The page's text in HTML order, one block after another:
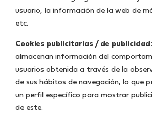
usuario, la información de la web de
etc.
Cookies publicitarias / de publicidad:
almacenan información del
usuarios obtenida a través de la
de sus hábitos de navegación, lo que
un perfil específico para mostrar
de este.